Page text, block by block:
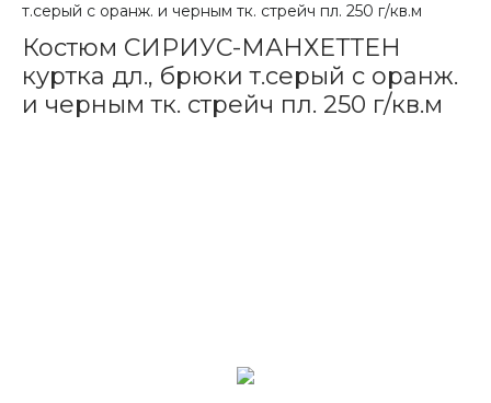
т.серый с оранж. и черным тк. стрейч пл. 250 г/кв.м
Костюм СИРИУС-МАНХЕТТЕН
куртка дл., брюки т.серый с оранж.
и черным тк. стрейч пл. 250 г/кв.м